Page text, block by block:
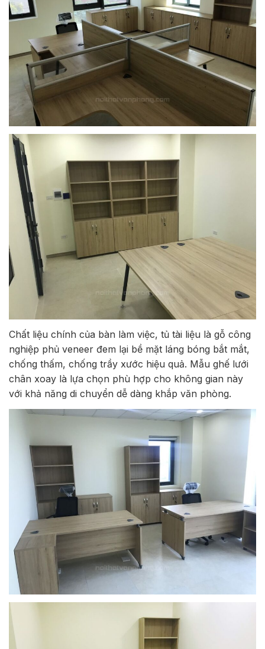
Chất liệu chính của bàn làm việc, tủ tài liệu là gỗ công
nghiệp phủ veneer đem lại bề mặt láng bóng bắt mắt,
chống thấm, chống trầy xước hiệu quả. Mẫu ghế lưới
chân xoay là lựa chọn phù hợp cho không gian này
với khả năng di chuyển dễ dàng khắp văn phòng.